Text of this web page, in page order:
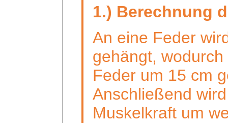
1.) Berechnung
An eine Feder
gehängt, wodurch
Feder um 15 cm
Anschließend
Muskelkraft um